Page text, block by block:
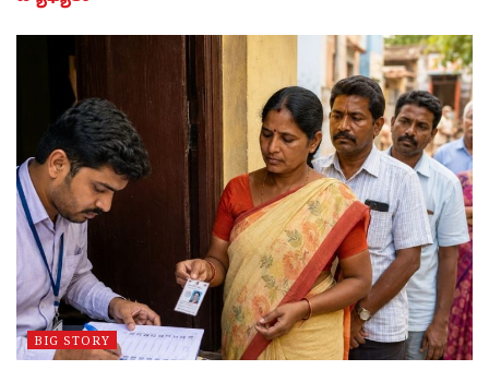
BIG STORY